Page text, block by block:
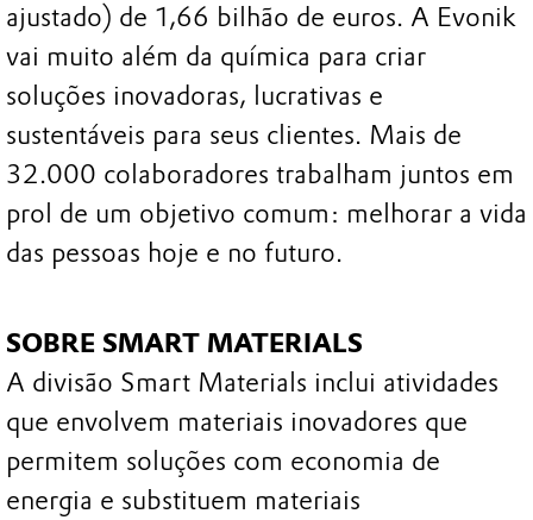
ajustado) de 1,66 bilhão de euros. A Evonik
vai muito além da química para criar
soluções inovadoras, lucrativas e
sustentáveis para seus clientes. Mais de
32.000 colaboradores trabalham juntos em
prol de um objetivo comum: melhorar a vida
das pessoas hoje e no futuro.
SOBRE SMART MATERIALS
A divisão Smart Materials inclui atividades
que envolvem materiais inovadores que
permitem soluções com economia de
energia e substituem materiais